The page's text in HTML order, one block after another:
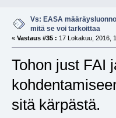
Vs: EASA
mitä se voi tarkoittaa
« Vastaus #35 : 17 Lokakuu, 2016,
Tohon just FAI
sitä kärpästä.